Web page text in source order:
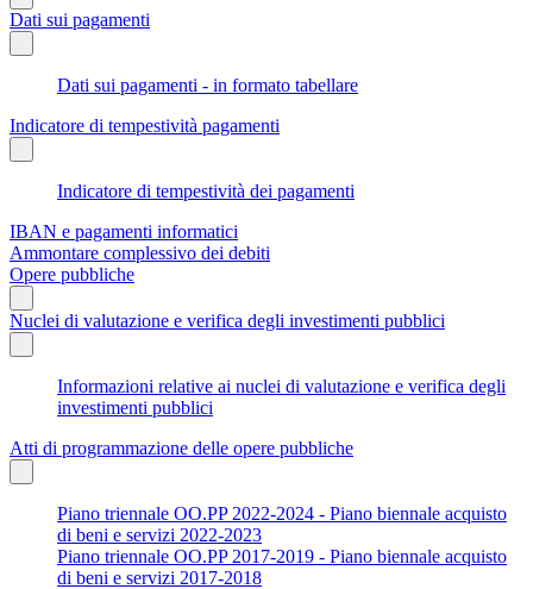
Dati sui pagamenti
Dati sui pagamenti - in formato tabellare
Indicatore di tempestività pagamenti
Indicatore di tempestività dei pagamenti
IBAN e pagamenti informatici
Ammontare complessivo dei debiti
Opere pubbliche
Nuclei di valutazione e verifica degli investimenti pubblici
Informazioni relative ai nuclei di valutazione e verifica degli
investimenti pubblici
Atti di programmazione delle opere pubbliche
Piano triennale OO.PP 2022-2024 - Piano biennale acquisto
di beni e servizi 2022-2023
Piano triennale OO.PP 2017-2019 - Piano biennale acquisto
di beni e servizi 2017-2018